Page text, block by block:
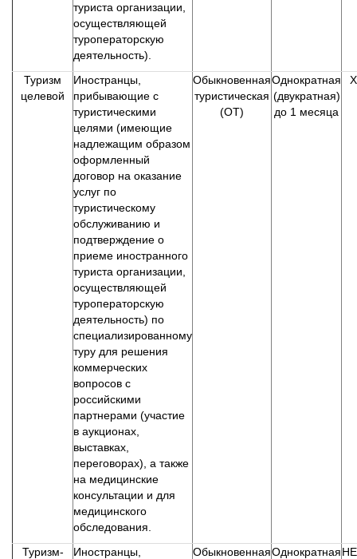
туриста организации,
осуществляющей
туроператорскую
деятельность).
Туризм
целевой
Иностранцы,
прибывающие с
туристическими
целями (имеющие
надлежащим образом
оформленный
договор на оказание
услуг по
туристическому
обслуживанию и
подтверждение о
приеме иностранного
туриста организации,
осуществляющей
туроператорскую
деятельность) по
специализированному
туру для решения
коммерческих
вопросов с
российскими
партнерами (участие
в аукционах,
выставках,
переговорах), а также
на медицинские
консультации и для
медицинского
обследования.
Обыкновенная
туристическая
(ОТ)
Однократная
(двукратная)
до 1 месяца
Х
Туризм-
Иностранцы,
ОбыкновеннаяОднократная